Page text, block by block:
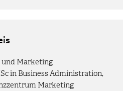
Marketing
in Business Administration,
Marketing